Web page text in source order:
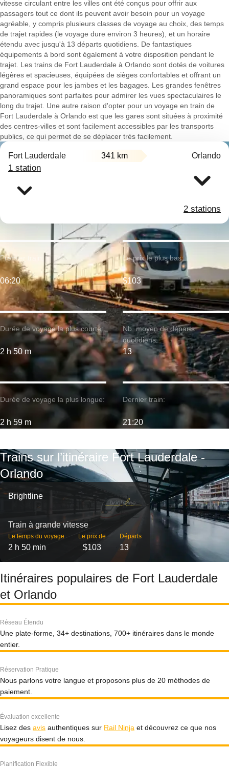
vitesse circulant entre les villes ont été conçus pour offrir aux
passagers tout ce dont ils peuvent avoir besoin pour un voyage
agréable, y compris plusieurs classes de voyage au choix, des temps
de trajet rapides (le voyage dure environ 3 heures), et un horaire
étendu avec jusqu'à 13 départs quotidiens. De fantastiques
équipements à bord sont également à votre disposition pendant le
trajet. Les trains de Fort Lauderdale à Orlando sont dotés de voitures
légères et spacieuses, équipées de sièges confortables et offrant un
grand espace pour les jambes et les bagages. Les grandes fenêtres
panoramiques sont parfaites pour admirer les vues spectaculaires le
long du trajet. Une autre raison d'opter pour un voyage en train de
Fort Lauderdale à Orlando est que les gares sont situées à proximité
des centres-villes et sont facilement accessibles par les transports
publics, ce qui permet de se déplacer très facilement.
Fort Lauderdale 341 km Orlando
1 station
2 stations
Durée de voyage la plus courte:
2 h 50 m
Premier train:
06:20
Durée de voyage la plus longue:
2 h 59 m
Le prix le plus bas:
$103
Nb. moyen de départs
quotidiens:
13
Dernier train:
21:20
Trains sur l’itinéraire Fort Lauderdale -
Orlando
Brightline
Train à grande vitesse
Le temps du voyage
2 h 50 min
Le prix de
$103
Départs
13
Itinéraires populaires de Fort Lauderdale
et Orlando
Réseau Étendu
Une plate-forme, 34+ destinations, 700+ itinéraires dans le monde
entier.
Réservation Pratique
Nous parlons votre langue et proposons plus de 20 méthodes de
paiement.
Évaluation excellente
Lisez des avis authentiques sur Rail Ninja et découvrez ce que nos
voyageurs disent de nous.
Planification Flexible